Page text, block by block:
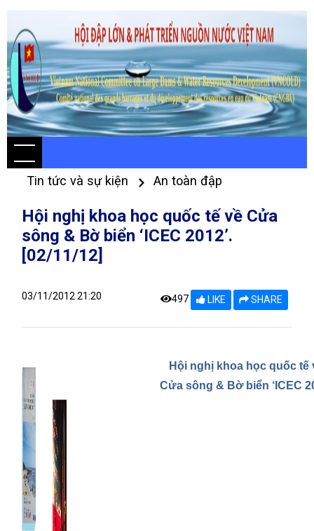
Tin tức và sự kiện An toàn đập
Hội nghị khoa học quốc tế về Cửa
sông & Bờ biển ‘ICEC 2012’.
[02/11/12]
03/11/2012 21:20 497 LIKE SHARE
Hội nghị khoa học quốc tế
Cửa sông & Bờ biển ‘ICEC